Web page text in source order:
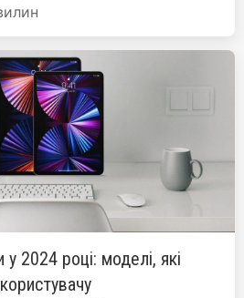
2024 році: моделі, які